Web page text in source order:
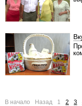
В начало Назад 1 2 3